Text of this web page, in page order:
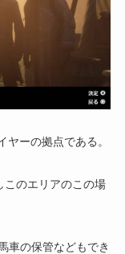
ヤーの拠点である。
このエリアのこの場
車の保管などもでき